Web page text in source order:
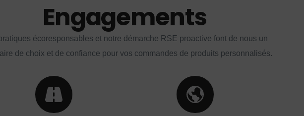
Engagements
écoresponsables et notre démarche RSE proactive font de nous un
de choix et de confiance pour vos commandes de produits personnalisés.